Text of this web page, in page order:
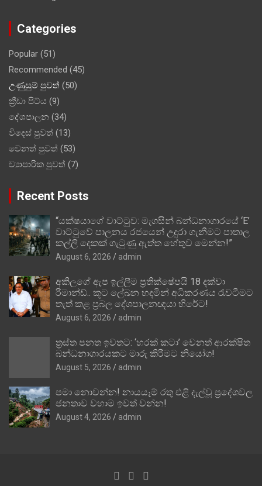
Categories
Popular (51)
Recommended (45)
උණුසුම් පුවත් (50)
ක්‍රීඩා පිට්ය (9)
දේශපාලන (34)
විදෙස් පුවත් (13)
වෙනත් පුවත් (53)
ව්‍යාපාරික පුවත් (7)
Recent Posts
“යක්ෂයාගේ වාට්ටුව: මැගසින් බන්ධනාගාරයේ ‘E’
වාට්ටුවේ පාලනය රජයෙන් උදුරා ගැනීමට පාතාල
කල්ලි දෙකක් ගැටුණු ඇත්ත හේතුව මෙන්න!”
August 6, 2026 admin
අකිලගේ ඇප ඉල්ලීම ප්‍රතික්ෂේපයි 18 දක්වා
රිමාන්ඩ්.. කූට ලේඛන හදමින් අධිකරණය රැවටීමට
තැත් කළ ප්‍රබල දේශපාලනඥයා හිරේට!
August 6, 2026 admin
ත්‍රස්ත පනත ඉවතට: ‘හරක් කටා’ වෙනත් ආරක්ෂිත
බන්ධනාගාරයකට මාරු කිරීමට නියෝග!
August 5, 2026 admin
පමා නොවන්න! නායයෑම් රතු එළි දැල්වූ ප්‍රදේශවල
ජනතාව වහාම ඉවත් වන්න!
August 4, 2026 admin